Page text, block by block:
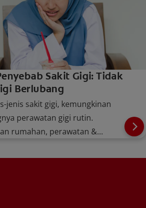
Sakit Gigi: Tidak
Berlubang
jenis sakit gigi, kemungkinan
perawatan gigi rutin.
rumahan, perawatan &